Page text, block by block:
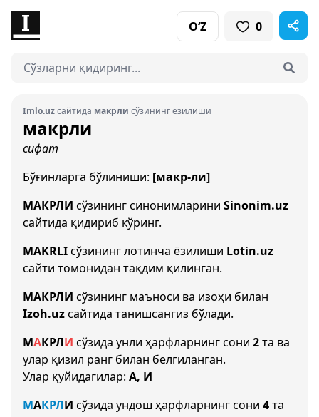
O‘Z 0
Imlo.uzсайтида макрли сўзининг ёзилиши
макрли
сифат
Бўғинларга бўлиниши: [макр-ли]
МАКРЛИ сўзининг синонимларини Sinonim.uz
сайтида қидириб кўринг.
MAKRLIсўзининг лотинча ёзилиши Lotin.uz
сайти томонидан тақдим қилинган.
МАКРЛИ сўзининг маъноси ва изоҳи билан
Izoh.uzсайтида танишсангиз бўлади.
МАКРЛИ сўзида унли ҳарфларнинг сони 2та ва
улар қизил ранг билан белгиланган.
Улар қуйидагилар: А, И
МАКРЛИ сўзида ундош ҳарфларнинг сони 4та